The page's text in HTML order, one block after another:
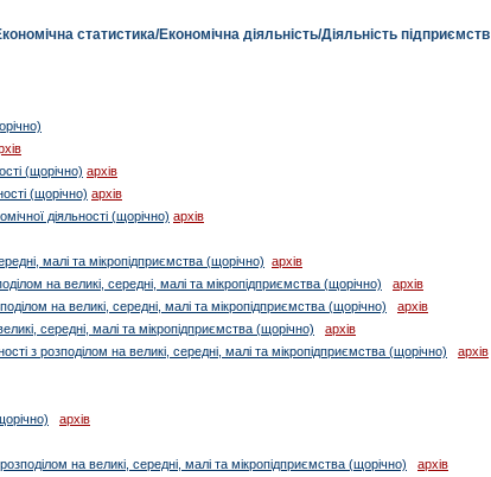
статистика/Економічна діяльність/Діяльність підприємств
(щорічно) архів
(щорічно) архів
діяльності (щорічно) архів
малі та мікропідприємства (щорічно) архів
на великі, середні, малі та мікропідприємства (щорічно)
архів
на великі, середні, малі та мікропідприємства (щорічно)
архів
середні, малі та мікропідприємства (щорічно)
архів
з розподілом на великі, середні, малі та мікропідприємства (щорічно)
архів
архів
на великі, середні, малі та мікропідприємства (щорічно)
архів